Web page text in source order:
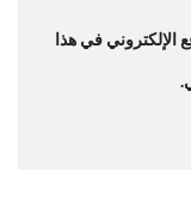
الإلكتروني في هذا